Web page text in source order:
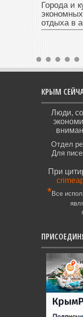
Города и
отдыха в
КРЫМ
Люди,
Отдел
Для
При
*Все